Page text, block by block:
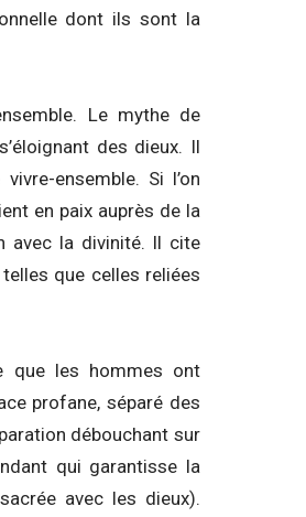
dont ils sont la
Le mythe de
des dieux. Il
ensemble. Si l’on
en paix auprès de la
avec la divinité. Il cite
que celles reliées
que les hommes ont
profane, séparé des
débouchant sur
qui garantisse la
avec les dieux).